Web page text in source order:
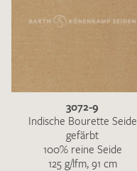
3072-9
Indische Bourette Seide
gefärbt
100% reine Seide
125 g/lfm, 91 cm